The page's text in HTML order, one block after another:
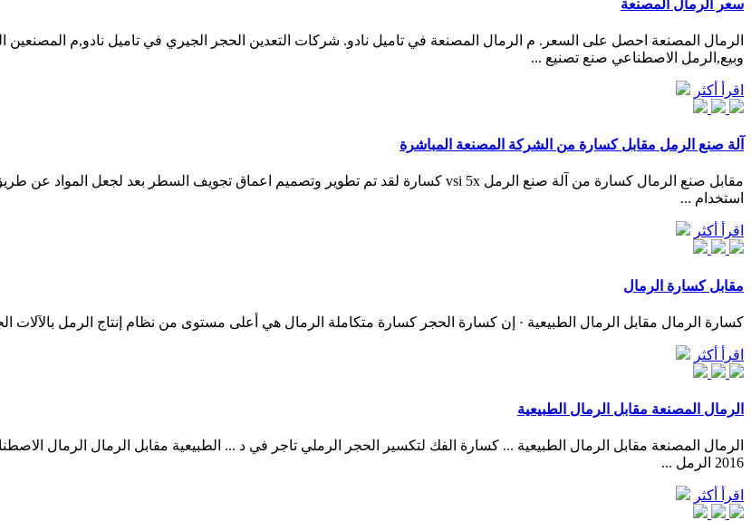
سعر الرمال المصنعة
الرمال المصنعة احصل على السعر. م الرمال المصنعة في تاميل نادو. شركات التعدين الحجر الجيري في تاميل نادو,م المصنعين
وبيع,الرمل الاصطناعي صنع تصنيع ...
اقرأ أكثر
آلة صنع الرمل مقابل كسارة من الشركة المصنعة المباشرة
استخدام ...
اقرأ أكثر
مقابل كسارة الرمال
كسارة الرمال مقابل الرمال الطبيعية · إن كسارة الحجر كسارة متكاملة الرمال هي أعلى مستوى من نظام إنتاج الرمل
اقرأ أكثر
الرمال المصنعة مقابل الرمال الطبيعية
2016 الرمل ...
اقرأ أكثر